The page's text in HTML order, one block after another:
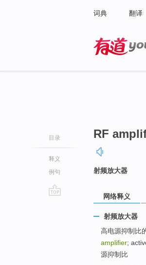
词典 翻译
目录
释义
例句
RF
射频放大器
网络释义
射频放大器
高电源抑制比
amplifier;
源抑制比